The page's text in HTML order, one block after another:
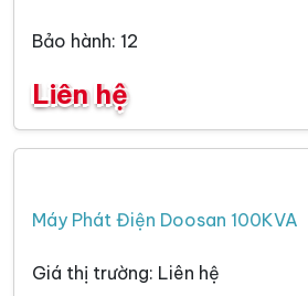
Bảo hành: 12
Liên hệ
Máy Phát Điện Doosan 100KVA
Giá thị trường: Liên hệ